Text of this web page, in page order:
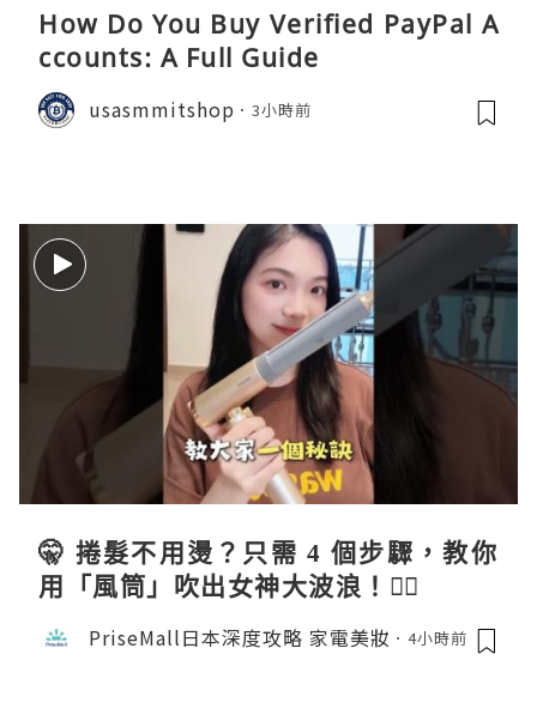
How Do You Buy Verified PayPal A
ccounts: A Full Guide
usasmmitshop 3小時前
🤫 捲髮不用燙？只需 4 個步驟，教你
用「風筒」吹出女神大波浪！💇‍♀️
PriseMall日本深度攻略 家電美妝 4小時前